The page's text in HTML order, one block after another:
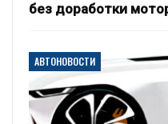
без доработки
АВТОНОВОСТИ